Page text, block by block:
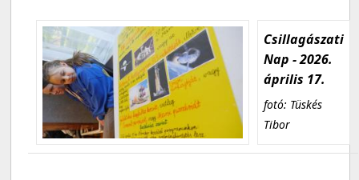
Csillagászati
Nap - 2026.
április 17.
fotó: Tüskés
Tibor